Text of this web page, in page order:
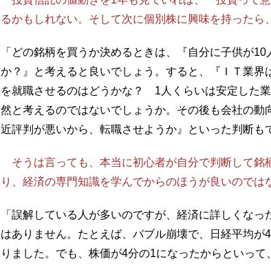
るかもしれない。そして次に個別株に興味を持ったら
「どの銘柄を買うか決めるときは、『自分に子供が
か？』と考えると良いでしょう。すると、『ＩＴ業界
を就職させるのはどうかな？ 1人くらいは安定した
然と考えるのではないでしょうか。その後も会社の動
近評判が悪いから、転職させようか』といった判断も
そうは言っても、本当に初心者が自分で判断して銘
り、経済の専門知識を学んでからのほうが良いのでは
「誤解している人が多いのですが、経済に詳しくな
はありません。たとえば、バブル崩壊で、日経平均が
りました。でも、株価が4分の1になったからといっ